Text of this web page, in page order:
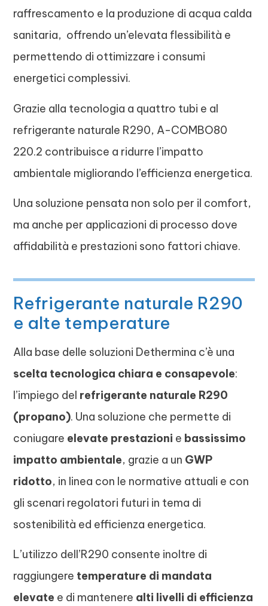
raffrescamento e la produzione di acqua calda
sanitaria, offrendo un’elevata flessibilità e
permettendo di ottimizzare i consumi
energetici complessivi.
Grazie alla tecnologia a quattro tubi e al
refrigerante naturale R290, A-COMBO80
220.2 contribuisce a ridurre l’impatto
ambientale migliorando l’efficienza energetica.
Una soluzione pensata non solo per il comfort,
ma anche per applicazioni di processo dove
affidabilità e prestazioni sono fattori chiave.
Refrigerante naturale R290
e alte temperature
Alla base delle soluzioni Dethermina c’è una
scelta tecnologica chiara e consapevole:
l’impiego del refrigerante naturale R290
(propano). Una soluzione che permette di
coniugare elevate prestazioni e bassissimo
impatto ambientale, grazie a un GWP
ridotto, in linea con le normative attuali e con
gli scenari regolatori futuri in tema di
sostenibilità ed efficienza energetica.
L’utilizzo dell’R290 consente inoltre di
raggiungere temperature di mandata
elevate e di mantenere alti livelli di efficienza